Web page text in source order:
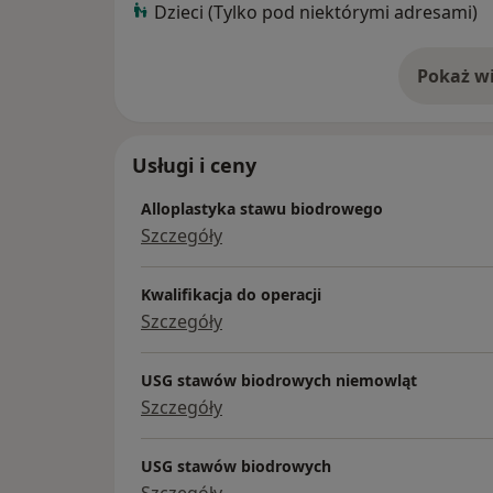
Dzieci (Tylko pod niektórymi adresami)
Pokaż o
Usługi i ceny
Alloplastyka stawu biodrowego
Szczegóły
Kwalifikacja do operacji
Szczegóły
USG stawów biodrowych niemowląt
Szczegóły
USG stawów biodrowych